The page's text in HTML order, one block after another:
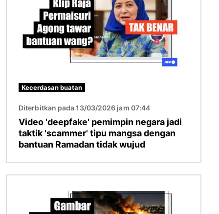
Kecerdasan buatan
Diterbitkan pada 13/03/2026 jam 07:44
Video 'deepfake' pemimpin negara jadi
taktik 'scammer' tipu mangsa dengan
bantuan Ramadan tidak wujud